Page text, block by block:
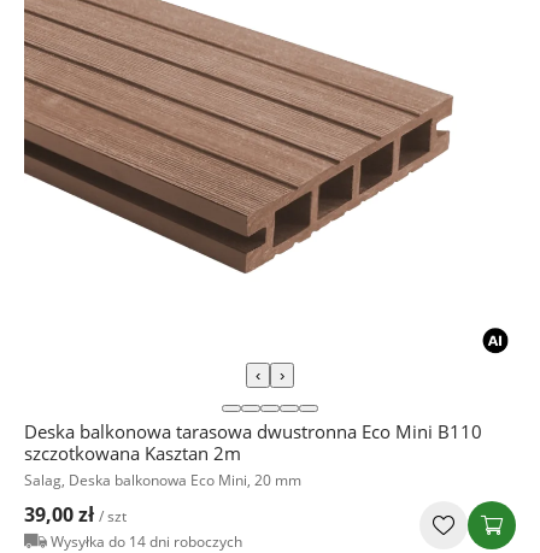
‹ ›
Deska balkonowa tarasowa dwustronna Eco Mini B110
szczotkowana Kasztan 2m
Salag, Deska balkonowa Eco Mini, 20 mm
39,00 zł / szt
Wysyłka do 14 dni roboczych